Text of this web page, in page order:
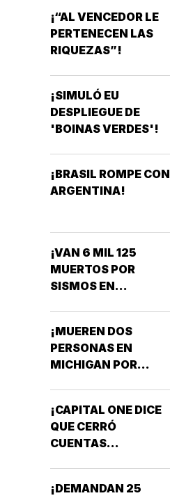
¡“AL VENCEDOR LE
PERTENECEN LAS
RIQUEZAS”!
¡SIMULÓ EU
DESPLIEGUE DE
'BOINAS VERDES'!
¡BRASIL ROMPE CON
ARGENTINA!
¡VAN 6 MIL 125
MUERTOS POR
SISMOS EN
¡MUEREN DOS
PERSONAS EN
MICHIGAN POR
¡CAPITAL ONE DICE
QUE CERRÓ
CUENTAS
¡DEMANDAN 25